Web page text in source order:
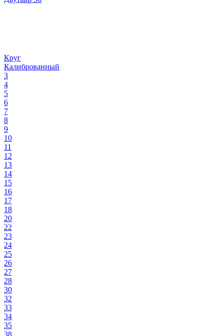
Круг
Калиброванный
3
4
5
6
7
8
9
10
11
12
13
14
15
16
17
18
20
22
23
24
25
26
27
28
30
32
33
34
35
38